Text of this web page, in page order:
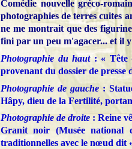
Comédie nouvelle gréco-
photographies de terres cuites
ne me montrait que des
fini par un peu m'agacer... et il
Photographie du haut: « Tête
provenant du dossier de presse
Photographie de gauche :
Hâpy, dieu de la Fertilité,
Photographie de droite : Reine
Granit noir (Musée
traditionnelles avec le nœud dit